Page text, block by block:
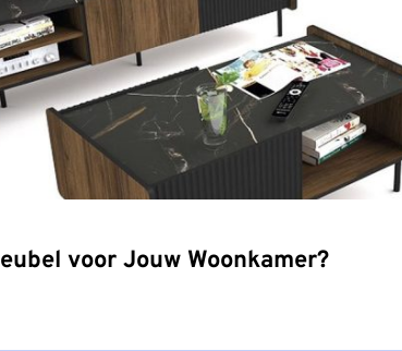
voor Jouw Woonkamer?